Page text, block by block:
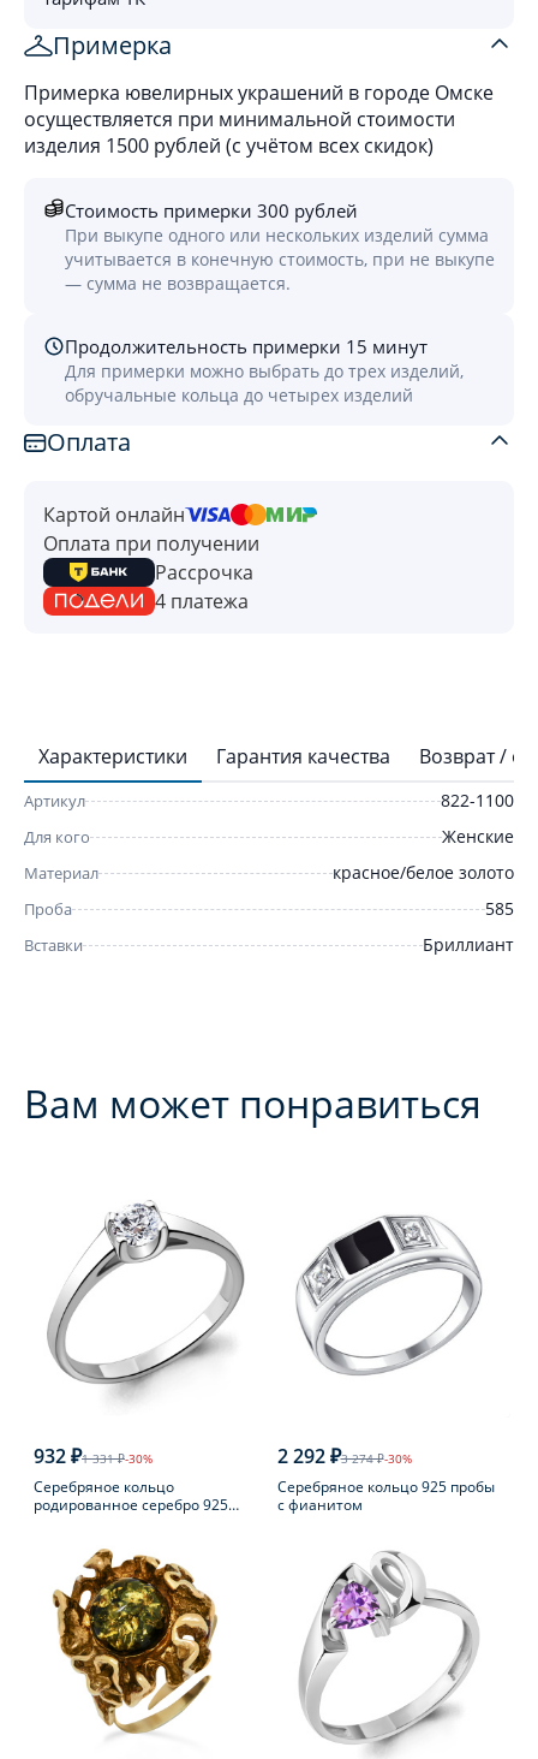
Примерка
Примерка ювелирных украшений в городе Омске
осуществляется при минимальной стоимости
изделия 1500 рублей (с учётом всех скидок)
Стоимость примерки 300 рублей
При выкупе одного или нескольких изделий сумма
учитывается в конечную стоимость, при не выкупе
— сумма не возвращается.
Продолжительность примерки 15 минут
Для примерки можно выбрать до трех изделий,
обручальные кольца до четырех изделий
Оплата
Картой онлайн
Оплата при получении
Рассрочка
4 платежа
Характеристики Гарантия качества Возврат /
Артикул 822-1100
Для кого Женские
Материал красное/белое золото
Проба 585
Вставки Бриллиант
Вам может понравиться
932 ₽1 331 ₽-30%
Серебряное кольцо
родированное серебро 925
2 292 ₽3 274 ₽-30%
Серебряное кольцо 925 пробы
с фианитом